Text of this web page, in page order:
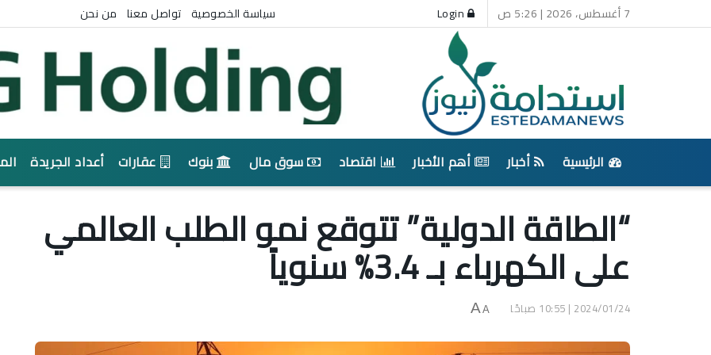
7 أغسطس، 2026 | 5:26 ص سياسة الخصوصية تواصل معنا من نحن
الرئيسية أخبار أهم الأخبار اقتصاد سوق مال بنوك عقارات أعداد الجريدة
“الطاقة الدولية” تتوقع نمو الطلب العالمي
على الكهرباء بـ 3.4% سنوياً
2024/01/24 | 10:55 صباحًا A
A